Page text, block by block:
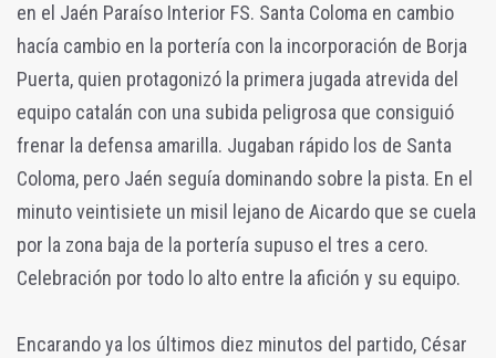
en el Jaén Paraíso Interior FS. Santa Coloma en cambio
hacía cambio en la portería con la incorporación de Borja
Puerta, quien protagonizó la primera jugada atrevida del
equipo catalán con una subida peligrosa que consiguió
frenar la defensa amarilla. Jugaban rápido los de Santa
Coloma, pero Jaén seguía dominando sobre la pista. En el
minuto veintisiete un misil lejano de Aicardo que se cuela
por la zona baja de la portería supuso el tres a cero.
Celebración por todo lo alto entre la afición y su equipo.
Encarando ya los últimos diez minutos del partido, César